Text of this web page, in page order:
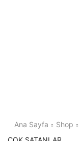
Ana Sayfa Shop